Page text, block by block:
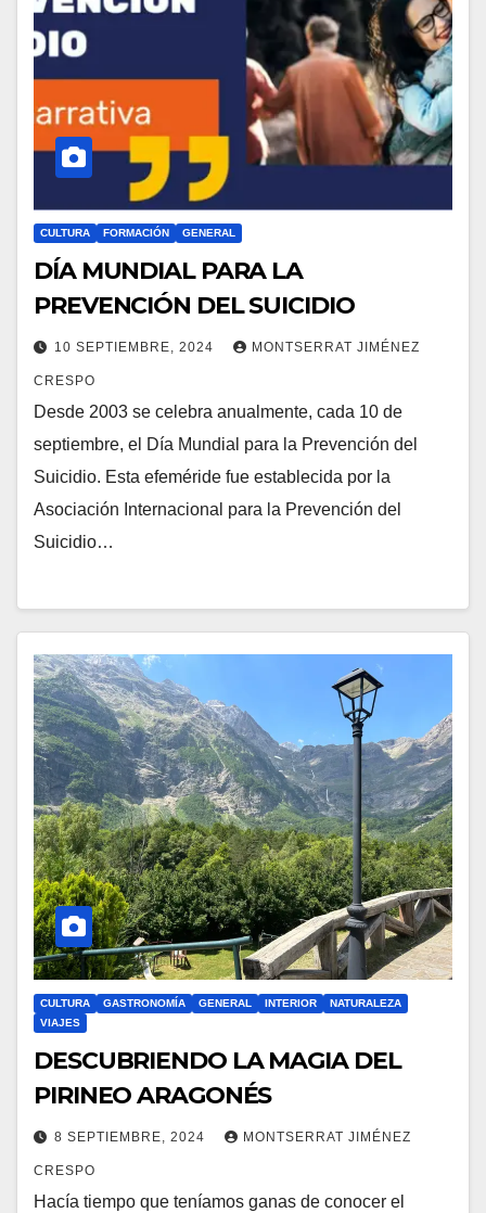
CULTURA FORMACIÓN GENERAL
DÍA MUNDIAL PARA LA
PREVENCIÓN DEL SUICIDIO
10 SEPTIEMBRE, 2024 MONTSERRAT JIMÉNEZ
CRESPO
Desde 2003 se celebra anualmente, cada 10 de
septiembre, el Día Mundial para la Prevención del
Suicidio. Esta efeméride fue establecida por la
Asociación Internacional para la Prevención del
Suicidio…
CULTURA GASTRONOMÍA GENERAL INTERIOR
NATURALEZA
VIAJES
DESCUBRIENDO LA MAGIA DEL
PIRINEO ARAGONÉS
8 SEPTIEMBRE, 2024 MONTSERRAT JIMÉNEZ
CRESPO
Hacía tiempo que teníamos ganas de conocer el